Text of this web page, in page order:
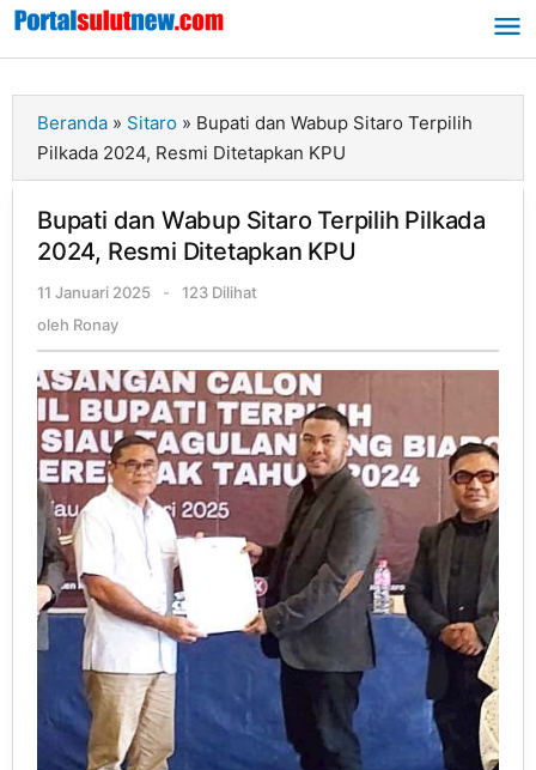
Lewati
Beranda » Sitaro » Bupati dan Wabup Sitaro Terpilih
Pilkada 2024, Resmi Ditetapkan KPU
Bupati dan Wabup Sitaro Terpilih Pilkada
2024, Resmi Ditetapkan KPU
11 Januari 2025
oleh
-
123 Dilihat
oleh Ronay